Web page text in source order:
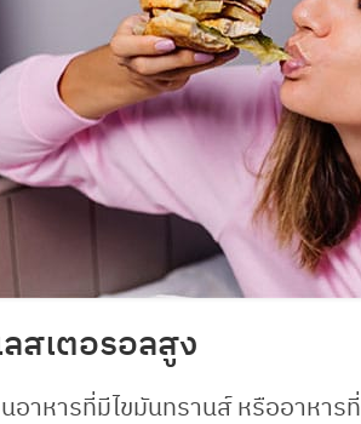
สเตอรอลสูง
อาหารที่มีไขมันทรานส์ หรืออาหา